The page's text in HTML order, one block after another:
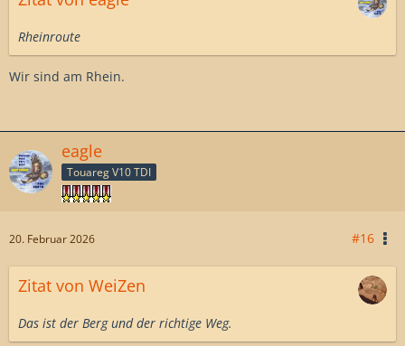
Rheinroute
Wir sind am Rhein.
eagle
Touareg V10 TDI
20. Februar 2026 #16
Zitat von WeiZen
Das ist der Berg und der richtige Weg.